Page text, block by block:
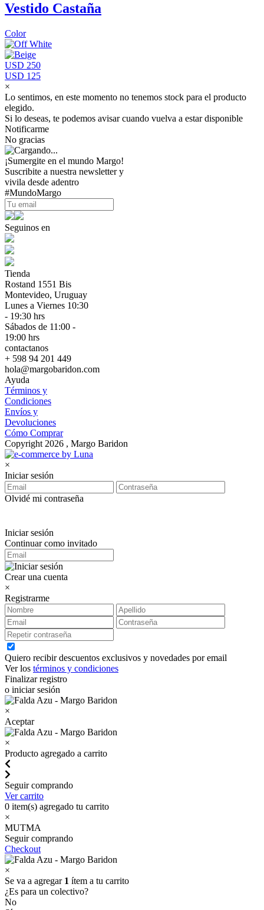
Vestido Castaña
Color
USD 250
USD 125
×
Lo sentimos, en este momento no tenemos stock para el producto
elegido.
Si lo deseas, te podemos avisar cuando vuelva a estar disponible
Notificarme
No gracias
¡Sumergite en el mundo Margo!
Suscribite a nuestra newsletter y
vivila desde adentro
#MundoMargo
Seguinos en
Tienda
Rostand 1551 Bis
Montevideo, Uruguay
Lunes a Viernes 10:30
- 19:30 hrs
Sábados de 11:00 -
19:00 hrs
contactanos
+ 598 94 201 449
hola@margobaridon.com
Ayuda
Términos y
Condiciones
Envíos y
Devoluciones
Cómo Comprar
Copyright 2026 , Margo Baridon
×
Iniciar sesión
Olvidé mi contraseña
Iniciar sesión
Continuar como invitado
Crear una cuenta
×
Registrarme
Quiero recibir descuentos exclusivos y novedades por email
Ver los términos y condiciones
Finalizar registro
o iniciar sesión
×
Aceptar
×
Producto agregado a carrito
Seguir comprando
Ver carrito
0 item(s) agregado tu carrito
×
MUTMA
Seguir comprando
Checkout
×
Se va a agregar 1 ítem a tu carrito
¿Es para un colectivo?
No